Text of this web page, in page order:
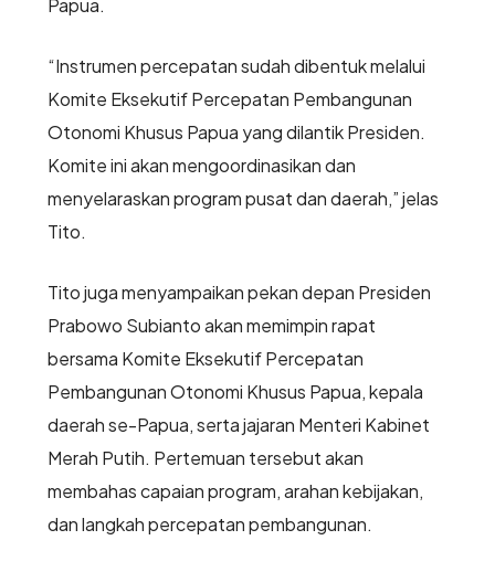
Papua.
“Instrumen percepatan sudah dibentuk melalui
Komite Eksekutif Percepatan Pembangunan
Otonomi Khusus Papua yang dilantik Presiden.
Komite ini akan mengoordinasikan dan
menyelaraskan program pusat dan daerah,” jelas
Tito.
Tito juga menyampaikan pekan depan Presiden
Prabowo Subianto akan memimpin rapat
bersama Komite Eksekutif Percepatan
Pembangunan Otonomi Khusus Papua, kepala
daerah se-Papua, serta jajaran Menteri Kabinet
Merah Putih. Pertemuan tersebut akan
membahas capaian program, arahan kebijakan,
dan langkah percepatan pembangunan.